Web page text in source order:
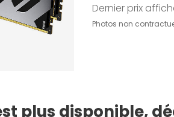
Dernier prix
Photos non
plus disponible,